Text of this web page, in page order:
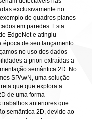
exclusivamente no
de quadros planos
em paredes. Esta
EdgeNet e atingiu
época de seu lançamento.
no uso dos dados
a priori extraídas a
semântica 2D. No
SPAwN, uma solução
que que explora a
de uma forma
anteriores que
semântica 2D, devido ao